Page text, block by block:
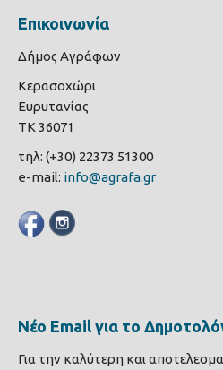
Επικοινωνία
Δήμος Αγράφων
Κερασοχώρι
Ευρυτανίας
ΤΚ 36071
τηλ: (+30) 22373 51300
e-mail: info@agrafa.gr
Νέο Email για το
Για την καλύτερη και